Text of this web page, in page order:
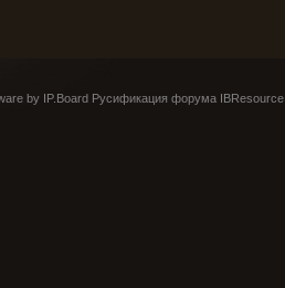
by IP.Board Русификация форума IBResource